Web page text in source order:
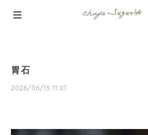
胃石
2026/06/13 11:01